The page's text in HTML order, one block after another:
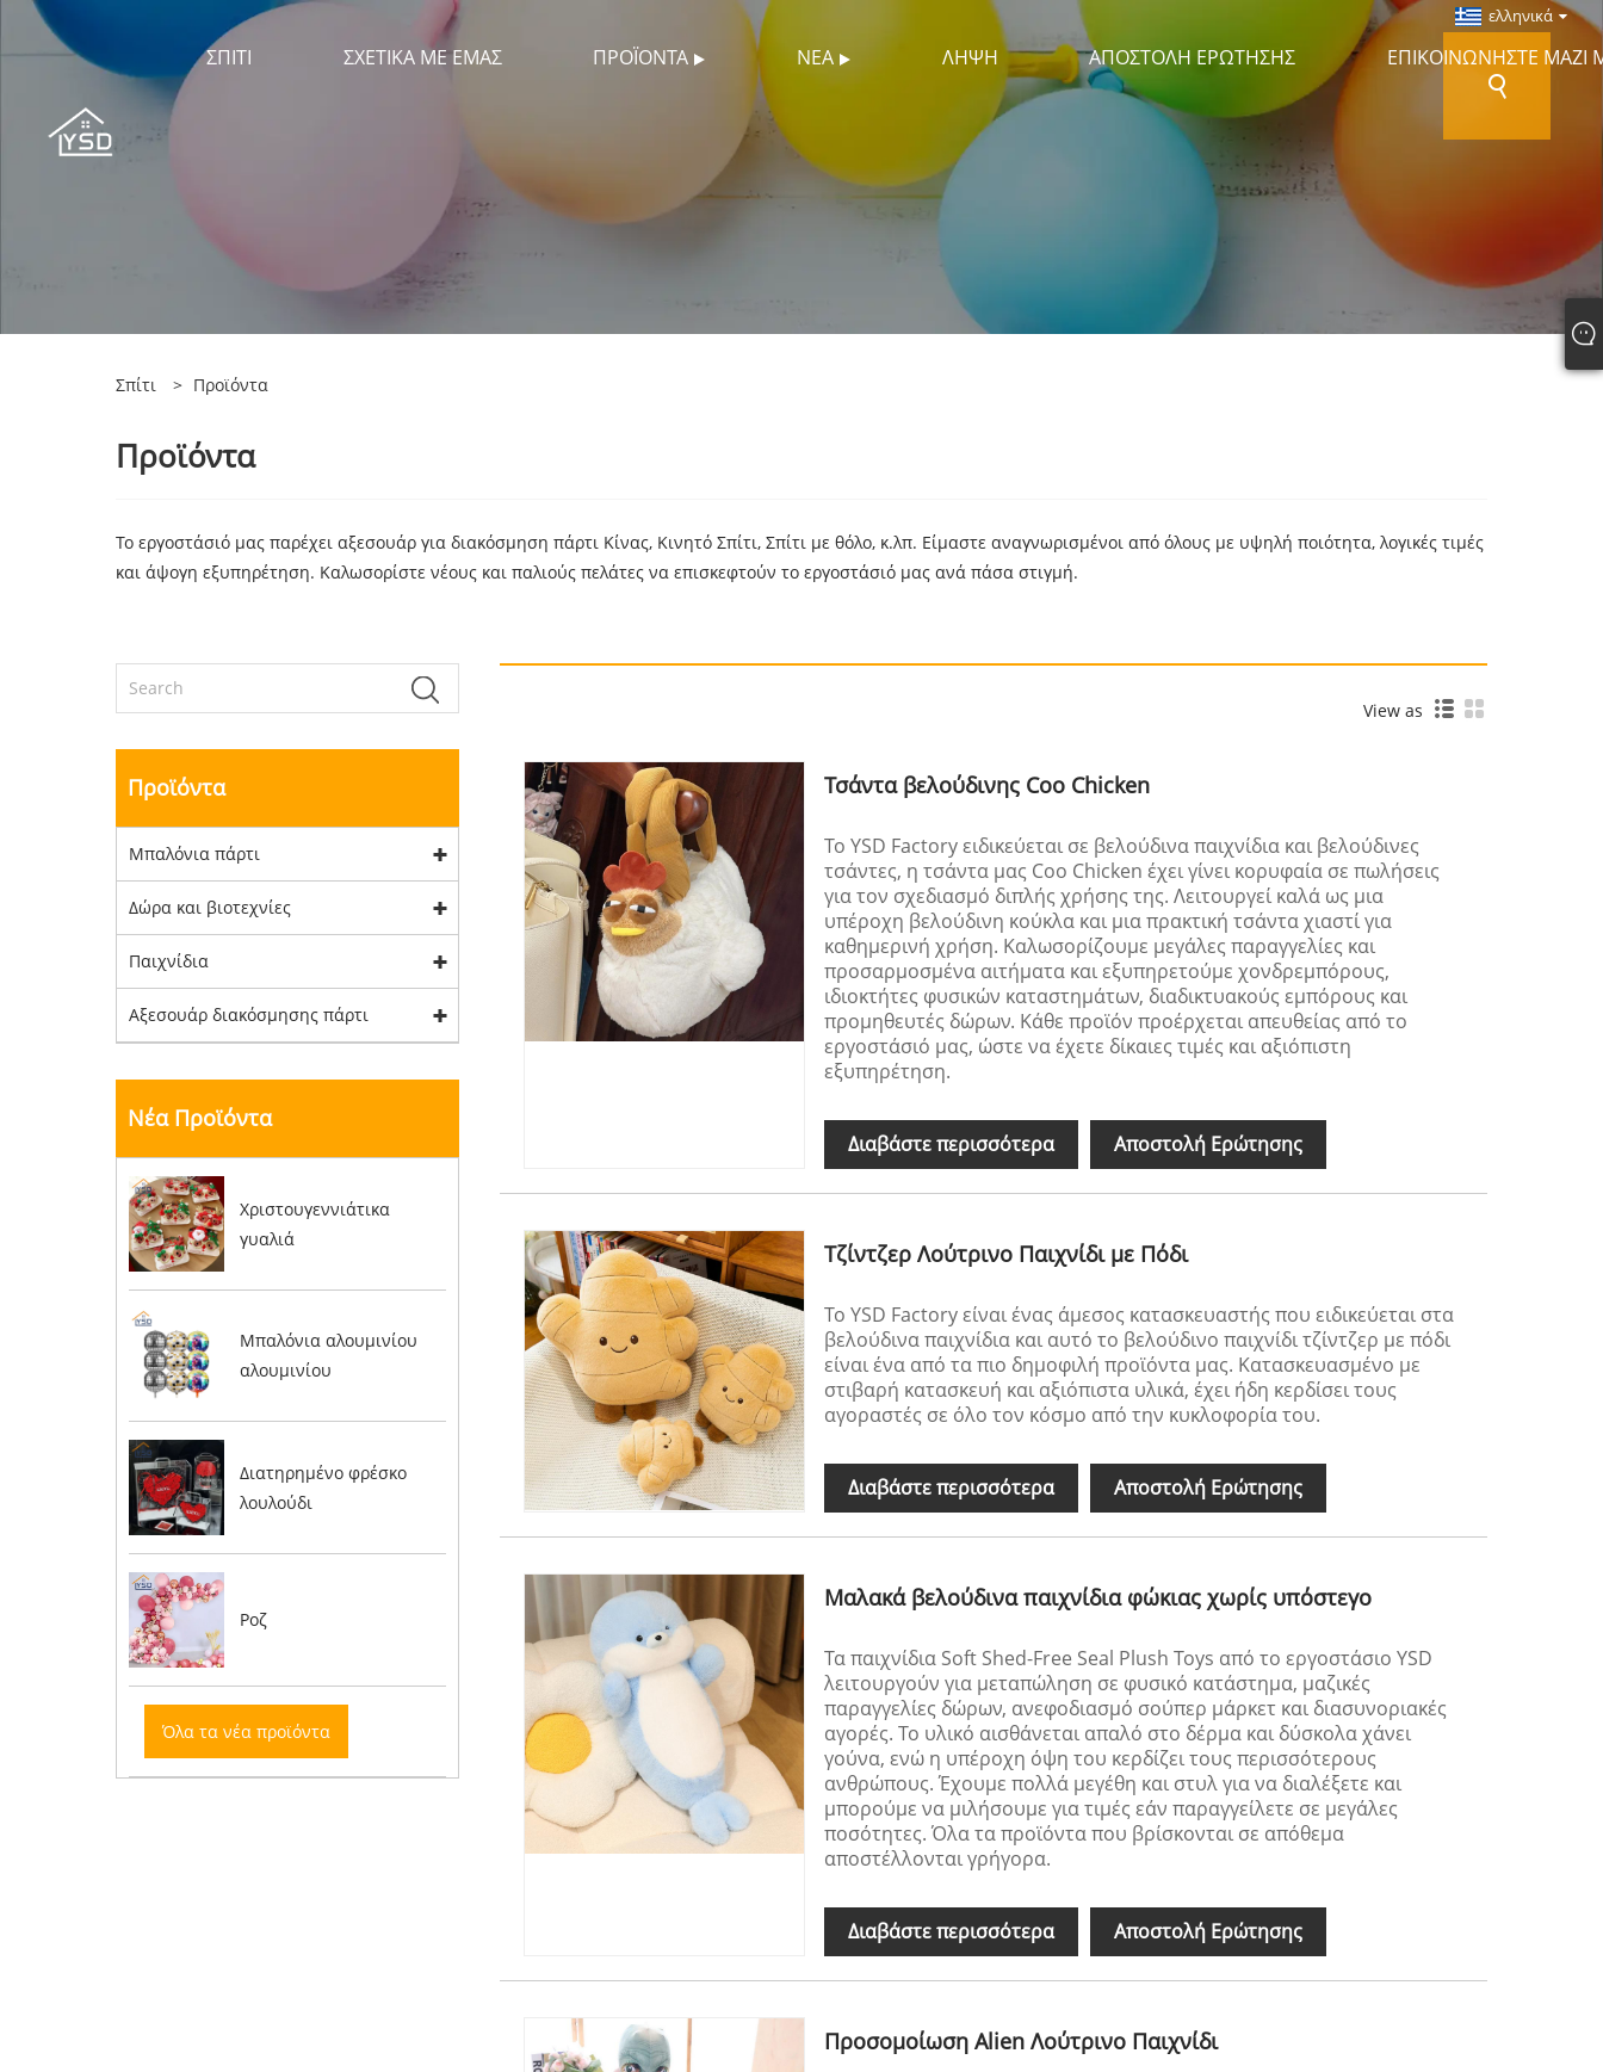
ΣΠΊΤΙ ΣΧΕΤΙΚΆ ΜΕ ΕΜΆΣ ΠΡΟΪΌΝΤΑ ΝΈΑ ΛΉΨΗ ΑΠΟΣΤΟΛΉ ΕΡΏΤΗΣΗΣ ΕΠΙΚΟΙΝΩΝΉΣΤΕ ΜΑΖΊ
ελληνικά
Σπίτι > Προϊόντα
Προϊόντα
Το εργοστάσιό μας παρέχει αξεσουάρ για διακόσμηση πάρτι Κίνας, Κινητό Σπίτι, Σπίτι με θόλο, κ.λπ. Είμαστε αναγνωρισμένοι από όλους με υψηλή ποιότητα, λογικές τιμές
και άψογη εξυπηρέτηση. Καλωσορίστε νέους και παλιούς πελάτες να επισκεφτούν το εργοστάσιό μας ανά πάσα στιγμή.
Προϊόντα
Μπαλόνια πάρτι
Δώρα και βιοτεχνίες
Παιχνίδια
Αξεσουάρ διακόσμησης πάρτι
Νέα Προϊόντα
Χριστουγεννιάτικα
γυαλιά
Μπαλόνια αλουμινίου
αλουμινίου
Διατηρημένο φρέσκο ​​
λουλούδι
Ροζ
Όλα τα νέα προϊόντα
View as
Τσάντα βελούδινης Coo Chicken
Το YSD Factory ειδικεύεται σε βελούδινα παιχνίδια και βελούδινες
τσάντες, η τσάντα μας Coo Chicken έχει γίνει κορυφαία σε πωλήσεις
για τον σχεδιασμό διπλής χρήσης της. Λειτουργεί καλά ως μια
υπέροχη βελούδινη κούκλα και μια πρακτική τσάντα χιαστί για
καθημερινή χρήση. Καλωσορίζουμε μεγάλες παραγγελίες και
προσαρμοσμένα αιτήματα και εξυπηρετούμε χονδρεμπόρους,
ιδιοκτήτες φυσικών καταστημάτων, διαδικτυακούς εμπόρους και
προμηθευτές δώρων. Κάθε προϊόν προέρχεται απευθείας από το
εργοστάσιό μας, ώστε να έχετε δίκαιες τιμές και αξιόπιστη
εξυπηρέτηση.
Διαβάστε περισσότερα Αποστολή Ερώτησης
Τζίντζερ Λούτρινο Παιχνίδι με Πόδι
Το YSD Factory είναι ένας άμεσος κατασκευαστής που ειδικεύεται στα
βελούδινα παιχνίδια και αυτό το βελούδινο παιχνίδι τζίντζερ με πόδι
είναι ένα από τα πιο δημοφιλή προϊόντα μας. Κατασκευασμένο με
στιβαρή κατασκευή και αξιόπιστα υλικά, έχει ήδη κερδίσει τους
αγοραστές σε όλο τον κόσμο από την κυκλοφορία του.
Διαβάστε περισσότερα Αποστολή Ερώτησης
Μαλακά βελούδινα παιχνίδια φώκιας χωρίς υπόστεγο
Τα παιχνίδια Soft Shed-Free Seal Plush Toys από το εργοστάσιο YSD
λειτουργούν για μεταπώληση σε φυσικό κατάστημα, μαζικές
παραγγελίες δώρων, ανεφοδιασμό σούπερ μάρκετ και διασυνοριακές
αγορές. Το υλικό αισθάνεται απαλό στο δέρμα και δύσκολα χάνει
γούνα, ενώ η υπέροχη όψη του κερδίζει τους περισσότερους
ανθρώπους. Έχουμε πολλά μεγέθη και στυλ για να διαλέξετε και
μπορούμε να μιλήσουμε για τιμές εάν παραγγείλετε σε μεγάλες
ποσότητες. Όλα τα προϊόντα που βρίσκονται σε απόθεμα
αποστέλλονται γρήγορα.
Διαβάστε περισσότερα Αποστολή Ερώτησης
Προσομοίωση Alien Λούτρινο Παιχνίδι